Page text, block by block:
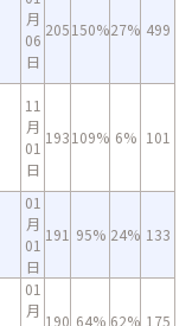
月
06
日
205150%27% 499
11
月
01
日
193109% 6% 101
01
月
01
日
191 95% 24% 133
01
月
190 64% 62% 175